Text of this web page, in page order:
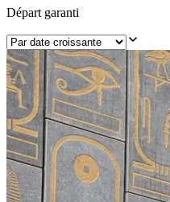
Départ garanti